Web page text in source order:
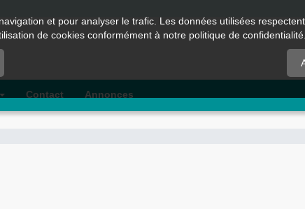
Contact Annonces
et pour analyser le trafic. Les données utilisées
de cookies conformément à notre politique de confidentialité.